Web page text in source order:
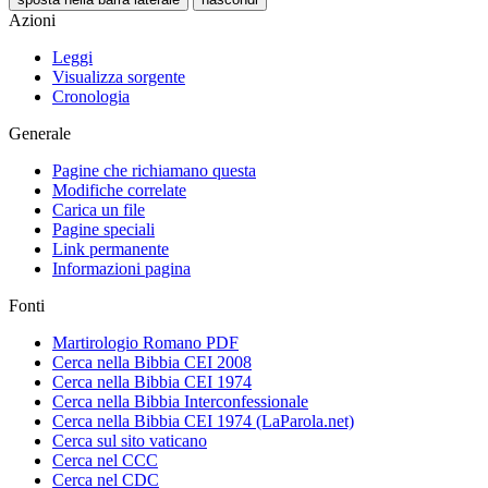
Azioni
Leggi
Visualizza sorgente
Cronologia
Generale
Pagine che richiamano questa
Modifiche correlate
Carica un file
Pagine speciali
Link permanente
Informazioni pagina
Fonti
Martirologio Romano PDF
Cerca nella Bibbia CEI 2008
Cerca nella Bibbia CEI 1974
Cerca nella Bibbia Interconfessionale
Cerca nella Bibbia CEI 1974 (LaParola.net)
Cerca sul sito vaticano
Cerca nel CCC
Cerca nel CDC